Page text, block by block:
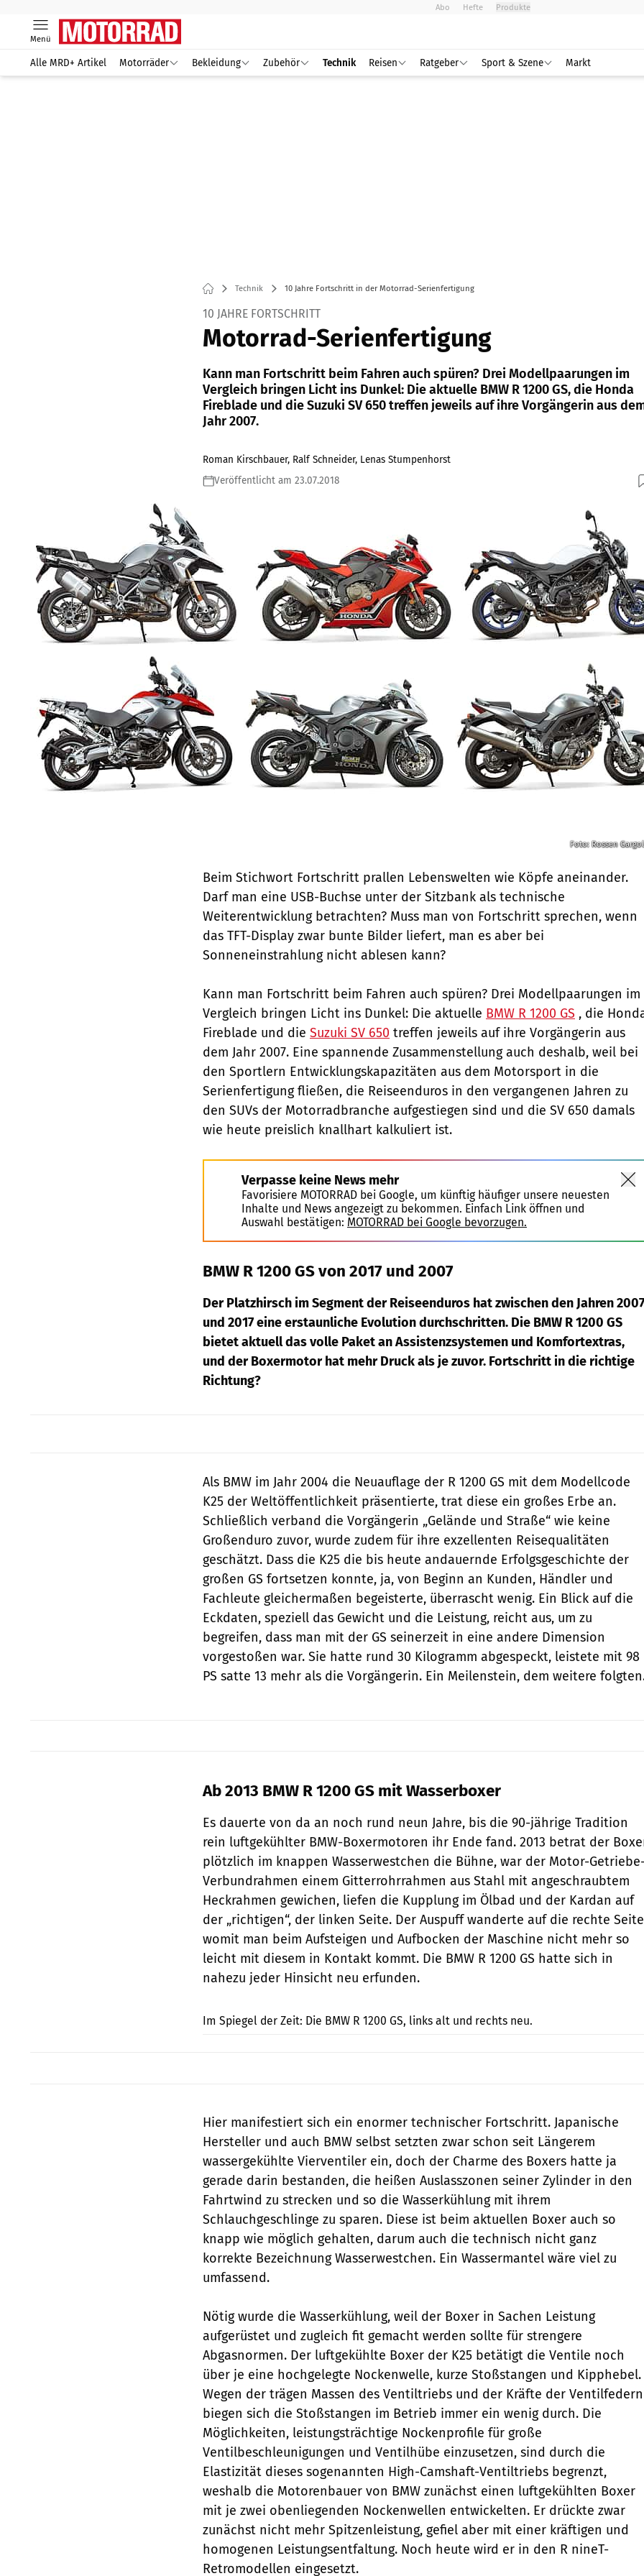
Abo Hefte Produkte
Menü
Alle MRD+ Artikel Motorräder Bekleidung Zubehör Technik Reisen Ratgeber Sport & Szene Markt
Technik 10 Jahre Fortschritt in der Motorrad-Serienfertigung
10 JAHRE FORTSCHRITT
Motorrad-Serienfertigung
Kann man Fortschritt beim Fahren auch spüren? Drei Modellpaarungen im
Vergleich bringen Licht ins Dunkel: Die aktuelle BMW R 1200 GS, die Honda
Fireblade und die Suzuki SV 650 treffen jeweils auf ihre Vorgängerin aus
Jahr 2007.
Roman Kirschbauer, Ralf Schneider, Lenas Stumpenhorst
Veröffentlicht am 23.07.2018
Foto: Rossen
Beim Stichwort Fortschritt prallen Lebenswelten wie Köpfe aneinander.
Darf man eine USB-Buchse ­unter der Sitzbank als technische
Weiterentwicklung betrachten? Muss man von Fortschritt sprechen, wenn
das TFT-­Display zwar bunte Bilder liefert, man es aber bei
Sonneneinstrahlung nicht ablesen kann?
Kann man Fortschritt beim Fahren auch spüren? Drei Modellpaarungen im
Vergleich bringen Licht ins Dunkel: Die aktuelle BMW R 1200 GS , die
Fireblade und die Suzuki SV 650 treffen jeweils auf ihre Vorgängerin aus
dem Jahr 2007. Eine spannende Zusammenstellung auch deshalb, weil bei
den Sportlern Entwicklungskapazitäten aus dem Motorsport in die
Serienfertigung fließen, die Reiseenduros in den vergangenen Jahren zu
den SUVs der Motorradbranche aufgestiegen sind und die SV 650 damals
wie heute preislich knallhart kalkuliert ist.
Verpasse keine News mehr
Favorisiere MOTORRAD bei Google, um künftig häufiger unsere neuesten
Inhalte und News angezeigt zu bekommen. Einfach Link öffnen und
Auswahl bestätigen: MOTORRAD bei Google bevorzugen.
BMW R 1200 GS von 2017 und 2007
Der Platzhirsch im Segment der Reiseenduros hat zwischen den Jahren 2007
und 2017 eine erstaunliche Evolution durchschritten. Die BMW R 1200 GS
bietet aktuell das volle Paket an Assistenzsystemen und Komfortextras,
und der Boxermotor hat mehr Druck als je zuvor. Fortschritt in die richtige
Richtung?
Als BMW im Jahr 2004 die Neuauflage der R 1200 GS mit dem Modellcode
K25 der Weltöffentlichkeit präsentierte, trat diese ein großes Erbe an.
Schließlich verband die Vorgängerin „Gelände und Straße“ wie keine
Großenduro zuvor, wurde zudem für ihre exzellenten Reisequalitäten
geschätzt. Dass die K25 die bis heute andauernde Erfolgsgeschichte der
großen GS fortsetzen konnte, ja, von Beginn an Kunden, Händler und
Fachleute gleichermaßen begeisterte, überrascht wenig. Ein Blick auf die
Eckdaten, speziell das Gewicht und die Leistung, reicht aus, um zu
begreifen, dass man mit der GS seinerzeit in eine andere Dimen­sion
vorgestoßen war. Sie hatte rund 30 ­Kilogramm abgespeckt, leistete mit 98
PS satte 13 mehr als die Vorgängerin. Ein Meilenstein, dem weitere
Ab 2013 BMW R 1200 GS mit Wasserboxer
Es dauerte von da an noch rund neun Jahre, bis die 90-jährige Tradition
rein luftgekühlter BMW-Boxermotoren ihr Ende fand. 2013 betrat der
plötzlich im knappen Wasserwestchen die Bühne, war der Motor-
Verbundrahmen einem Gitterrohrrahmen aus Stahl mit angeschraubtem
Heckrahmen gewichen, liefen die Kupplung im Ölbad und der Kardan auf
der „richtigen“, der linken Seite. Der Auspuff wanderte auf die rechte
womit man beim Aufsteigen und Aufbocken der Maschine nicht mehr so
leicht mit diesem in Kontakt kommt. Die BMW R 1200 GS hatte sich in
nahezu jeder Hinsicht neu erfunden.
Im Spiegel der Zeit: Die BMW R 1200 GS, links alt und rechts neu.
Hier manifestiert sich ein enormer technischer Fortschritt. Japanische
Hersteller und auch BMW selbst setzten zwar schon seit Längerem
wassergekühlte Vierventiler ein, doch der Charme des Boxers hatte ja
gerade darin bestanden, die heißen Auslasszonen seiner Zylinder in den
Fahrtwind zu strecken und so die Wasserkühlung mit ihrem
Schlauchgeschlinge zu sparen. Diese ist beim aktuellen Boxer auch so
knapp wie möglich gehalten, ­da­rum auch die technisch nicht ganz
korrekte Bezeichnung Wasserwestchen. Ein Wassermantel wäre viel zu
umfassend.
Nötig wurde die Wasserkühlung, weil der Boxer in Sachen Leistung
aufgerüstet und zugleich fit gemacht werden sollte für strengere
Abgasnormen. Der luftgekühlte Boxer der K25 betätigt die Ventile noch
über je eine hochgelegte Nockenwelle, kurze Stoßstangen und Kipphebel.
Wegen der trägen Massen des Ventiltriebs und der Kräfte der Ventilfedern
biegen sich die Stoßstangen im Betrieb immer ein wenig durch. Die
Möglichkeiten, leistungsträchtige Nockenprofile für große
Ventilbeschleunigungen und Ventilhübe einzusetzen, sind durch die
Elastizität dieses ­sogenannten High-Camshaft-Ventiltriebs begrenzt,
weshalb die Motorenbauer von BMW zunächst einen luftgekühlten Boxer
mit je zwei obenliegenden Nockenwellen entwickelten. Er drückte zwar
zunächst nicht mehr Spitzenleistung, gefiel aber mit einer kräftigen und
homogenen Leistungsentfaltung. Noch heute wird er in den R nineT-
Retromodellen eingesetzt.